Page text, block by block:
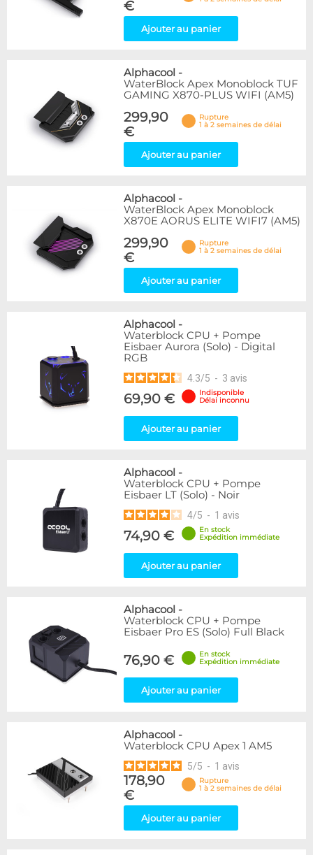
€
Ajouter au panier
Alphacool -
WaterBlock Apex Monoblock TUF
GAMING X870-PLUS WIFI (AM5)
299,90
€
Rupture
1 à 2 semaines de délai
Ajouter au panier
Alphacool -
WaterBlock Apex Monoblock
X870E AORUS ELITE WIFI7 (AM5)
299,90
€
Rupture
1 à 2 semaines de délai
Ajouter au panier
Alphacool -
Waterblock CPU + Pompe
Eisbaer Aurora (Solo) - Digital
RGB
4.3/5 - 3 avis
69,90 €
Indisponible
Délai inconnu
Ajouter au panier
Alphacool -
Waterblock CPU + Pompe
Eisbaer LT (Solo) - Noir
4/5 - 1 avis
74,90 €
En stock
Expédition immédiate
Ajouter au panier
Alphacool -
Waterblock CPU + Pompe
Eisbaer Pro ES (Solo) Full Black
76,90 €
En stock
Expédition immédiate
Ajouter au panier
Alphacool -
Waterblock CPU Apex 1 AM5
5/5 - 1 avis
178,90
€
Rupture
1 à 2 semaines de délai
Ajouter au panier